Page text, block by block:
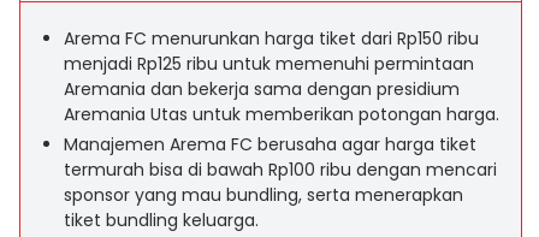
Arema FC menurunkan harga tiket dari Rp150 ribu
menjadi Rp125 ribu untuk memenuhi permintaan
Aremania dan bekerja sama dengan presidium
Aremania Utas untuk memberikan potongan harga.
Manajemen Arema FC berusaha agar harga tiket
termurah bisa di bawah Rp100 ribu dengan mencari
sponsor yang mau bundling, serta menerapkan
tiket bundling keluarga.